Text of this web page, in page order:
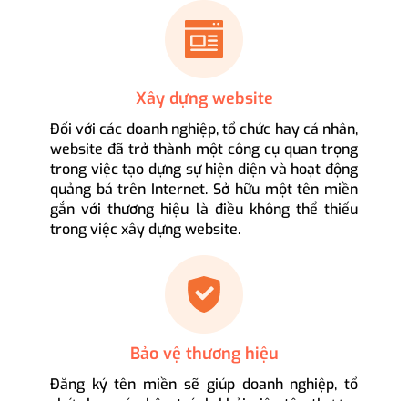
Xây dựng website
Đối với các doanh nghiệp, tổ chức hay cá nhân,
website đã trở thành một công cụ quan trọng
trong việc tạo dựng sự hiện diện và hoạt động
quảng bá trên Internet. Sở hữu một tên miền
gắn với thương hiệu là điều không thể thiếu
trong việc xây dựng website.
Bảo vệ thương hiệu
Đăng ký tên miền sẽ giúp doanh nghiệp, tổ